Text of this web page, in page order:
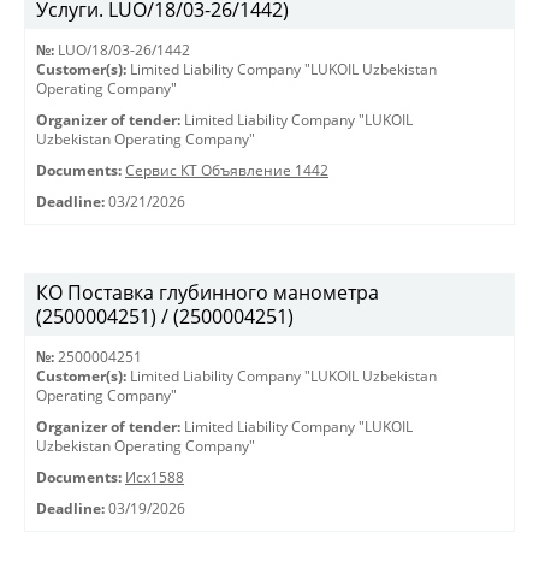
Услуги. LUO/18/03-26/1442)
№: LUO/18/03-26/1442
Customer(s): Limited Liability Company "LUKOIL Uzbekistan
Operating Company"
Organizer of tender: Limited Liability Company "LUKOIL
Uzbekistan Operating Company"
Documents: Сервис КТ Объявление 1442
Deadline: 03/21/2026
КО Поставка глубинного манометра
(2500004251) / (2500004251)
№: 2500004251
Customer(s): Limited Liability Company "LUKOIL Uzbekistan
Operating Company"
Organizer of tender: Limited Liability Company "LUKOIL
Uzbekistan Operating Company"
Documents: Исх1588
Deadline: 03/19/2026